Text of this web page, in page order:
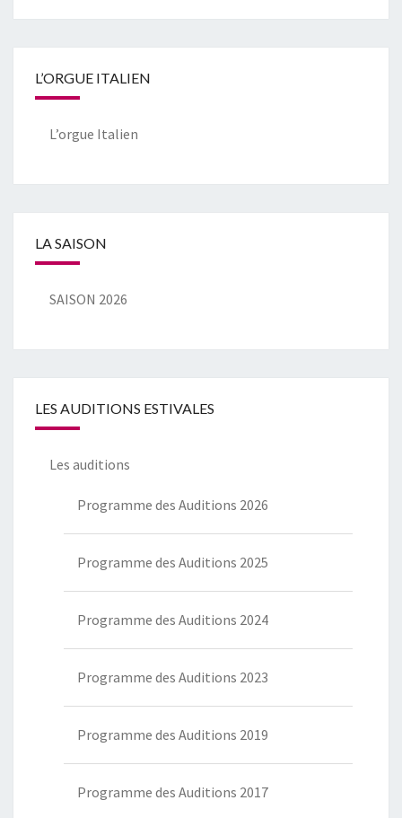
L’ORGUE ITALIEN
L’orgue Italien
LA SAISON
SAISON 2026
LES AUDITIONS ESTIVALES
Les auditions
Programme des Auditions 2026
Programme des Auditions 2025
Programme des Auditions 2024
Programme des Auditions 2023
Programme des Auditions 2019
Programme des Auditions 2017